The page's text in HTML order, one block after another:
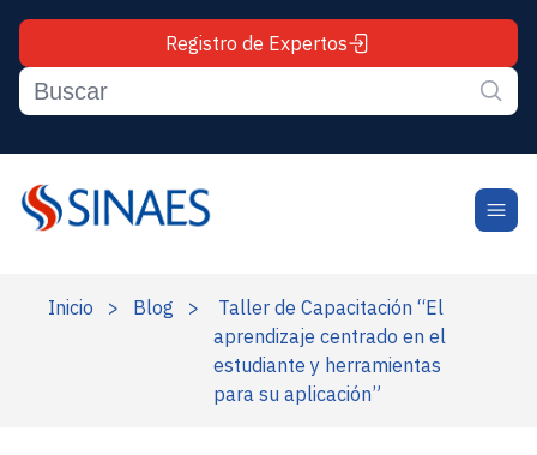
Registro de Expertos
Inicio > Blog >
Taller de Capacitación “El
aprendizaje centrado en el
estudiante y herramientas
para su aplicación”